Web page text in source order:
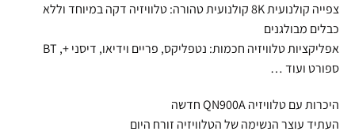
צפייה קולנועית 8K קולנועית טהורה: טלוויזיה דקה במיוחד וללא
כבלים מבולגנים
אפליקציות טלוויזיה חכמות: נטפליקס, פריים וידיאו, דיסני +, BT
ספורט ועוד …
היכרות עם טלוויזיה QN900A חדשה
העתיד עוצר הנשימה של הטלוויזיה זורח היום